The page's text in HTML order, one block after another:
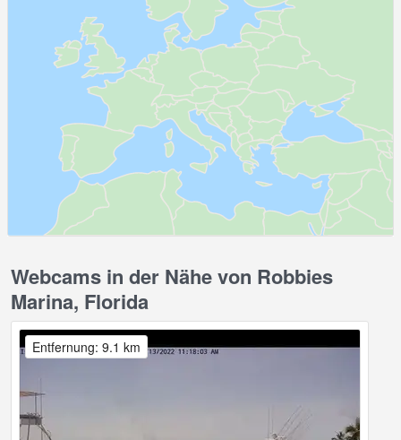
Webcams in der Nähe von Robbies
Marina, Florida
Entfernung: 9.1 km